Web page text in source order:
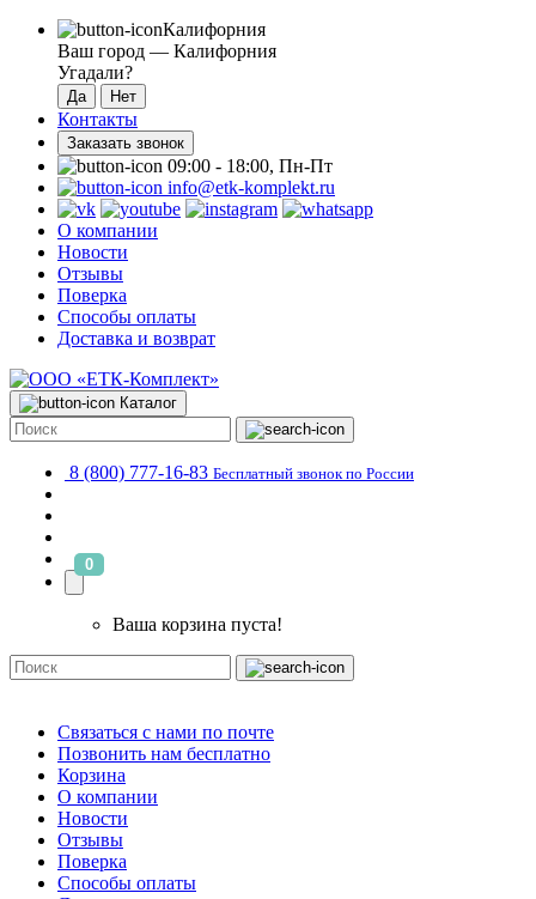
Калифорния
Ваш город — Калифорния
Угадали?
Контакты
Заказать звонок
09:00 - 18:00, Пн-Пт
info@etk-komplekt.ru
О компании
Новости
Отзывы
Поверка
Способы оплаты
Доставка и возврат
Каталог
8 (800) 777-16-83 Бесплатный звонок по России
0
Ваша корзина пуста!
Связаться с нами по почте
Позвонить нам бесплатно
Корзина
О компании
Новости
Отзывы
Поверка
Способы оплаты